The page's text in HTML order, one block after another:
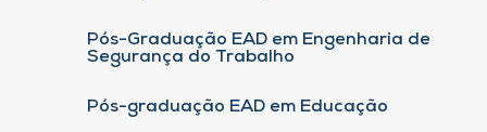
Pós-Graduação EAD em Engenharia de
Segurança do Trabalho
Pós-graduação EAD em Educação